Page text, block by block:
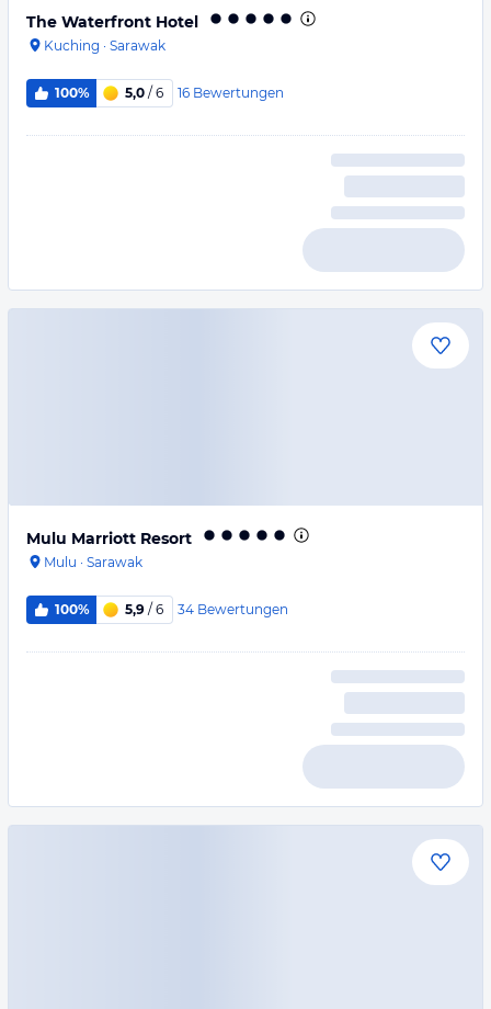
The Waterfront Hotel
Kuching · Sarawak
100% 5,0 / 6 16 Bewertungen
Mulu Marriott Resort
Mulu · Sarawak
100% 5,9 / 6 34 Bewertungen